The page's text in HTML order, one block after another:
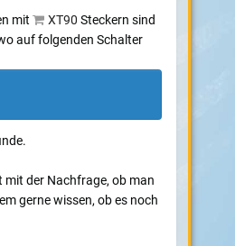
mit XT90 Steckern sind
auf folgenden Schalter
mit der Nachfrage, ob man
gerne wissen, ob es noch